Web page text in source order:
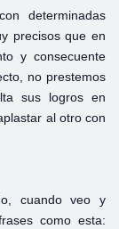
determinadas
precisos que en
y consecuente
no prestemos
sus logros en
al otro con
cuando veo y
como esta: